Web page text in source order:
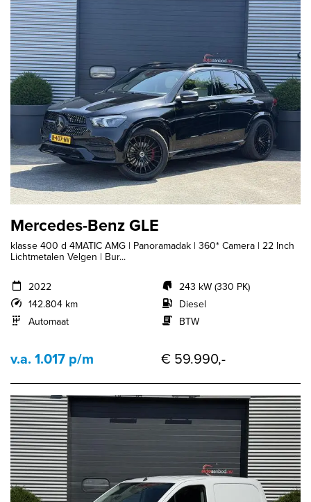
Mercedes-Benz GLE
klasse 400 d 4MATIC AMG | Panoramadak | 360* Camera | 22 Inch
Lichtmetalen Velgen | Bur...
2022
142.804 km
Automaat
243 kW (330 PK)
Diesel
BTW
v.a. 1.017 p/m € 59.990,-